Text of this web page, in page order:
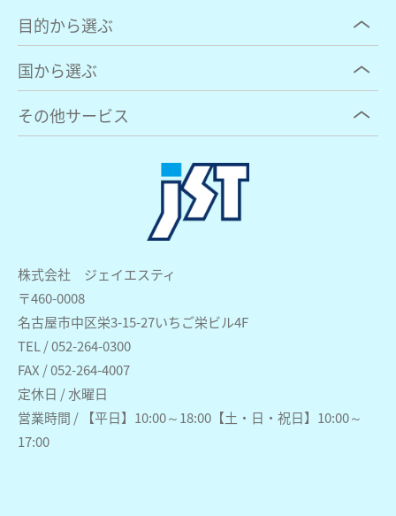
株式会社 ジェイエスティ
〒460-0008
名古屋市中区栄3-15-27いちご栄ビル4F
TEL / 052-264-0300
FAX / 052-264-4007
定休日 / 水曜日
営業時間 / 【平日】10:00～18:00【土・日・祝日】10:00～
17:00
目的から選ぶ
国から選ぶ
その他サービス